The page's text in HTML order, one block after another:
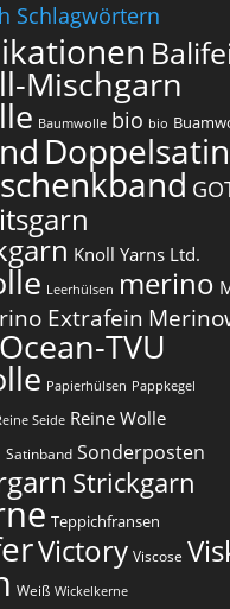
Schlagwörtern
Mischgarn
Baumwolle bio bio
Doppelsatin
Knoll Yarns Ltd.
Leerhülsen merino
Extrafein
Ocean-TVU
Papierhülsen Pappkegel
Seide Reine Wolle
Satinband Sonderposten
Strickgarn
Teppichfransen
Victory Viscose
Weiß Wickelkerne